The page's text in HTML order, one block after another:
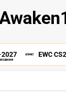
EWC CS2